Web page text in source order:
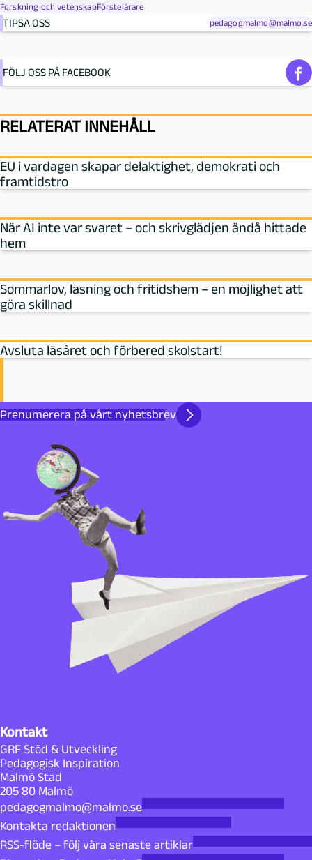
Forskning och vetenskapFörstelärare
TIPSA OSS pedagogmalmo@malmo.se
FÖLJ OSS PÅ FACEBOOK
RELATERAT INNEHÅLL
EU i vardagen skapar delaktighet, demokrati och
framtidstro
När AI inte var svaret – och skrivglädjen ändå hittade
hem
Sommarlov, läsning och fritidshem – en möjlighet att
göra skillnad
Avsluta läsåret och förbered skolstart!
Prenumerera på vårt nyhetsbrev
Kontakt
GRF Stöd & Utveckling
Pedagogisk Inspiration
Malmö Stad
205 80 Malmö
pedagogmalmo@malmo.se
Kontakta redaktionen
RSS-flöde – följ våra senaste artiklar